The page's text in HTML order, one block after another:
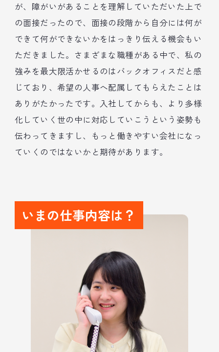
が、障がいがあることを理解していただいた上で
の面接だったので、面接の段階から自分には何が
できて何ができないかをはっきり伝える機会もい
ただきました。さまざまな職種がある中で、私の
強みを最大限活かせるのはバックオフィスだと感
じており、希望の人事へ配属してもらえたことは
ありがたかったです。入社してからも、より多様
化していく世の中に対応していこうという姿勢も
伝わってきますし、もっと働きやすい会社になっ
ていくのではないかと期待があります。
いまの仕事内容は？